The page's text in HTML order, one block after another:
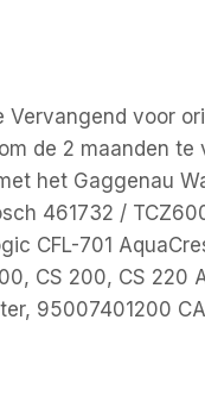
voor
de 2 maanden te
het Gaggenau
461732 /
CFL-701
CS 200, CS 220
95007401200